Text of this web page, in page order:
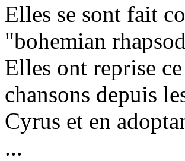
Elles se sont fait
"bohemian
Elles ont reprise
chansons depuis
Cyrus et en
...